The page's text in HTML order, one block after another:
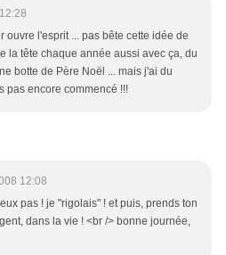
ouvre l'esprit ... pas bête cette idée de
la tête chaque année aussi avec ça, du
botte de Père Noël ... mais j'ai du
pas encore commencé !!!
12:08
pas ! je "rigolais" ! et puis, prends ton
dans la vie ! <br /> bonne journée,